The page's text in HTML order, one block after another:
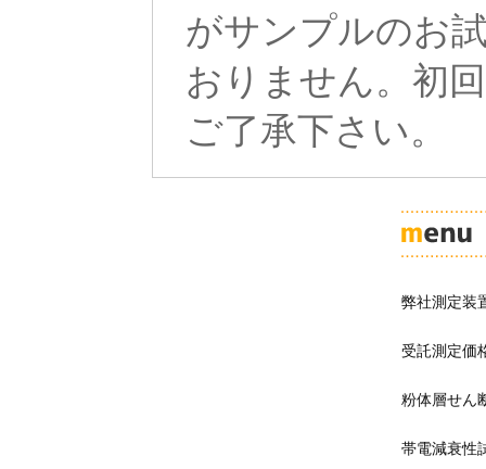
がサンプルのお
おりません。初
ご了承下さい。
弊社測定装
受託測定価
粉体層せん
帯電減衰性